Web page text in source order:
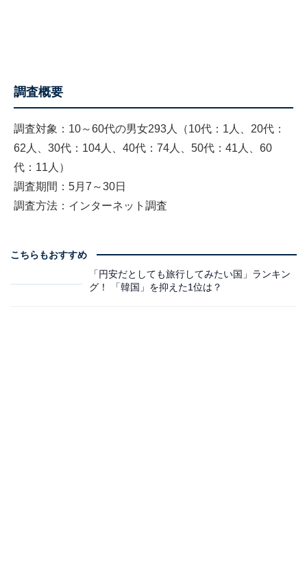
調査概要
調査対象：10～60代の男女293人（10代：1人、20代：
62人、30代：104人、40代：74人、50代：41人、60
代：11人）
調査期間：5月7～30日
調査方法：インターネット調査
こちらもおすすめ
「円安だとしても旅行してみたい国」ランキン
グ！ 「韓国」を抑えた1位は？